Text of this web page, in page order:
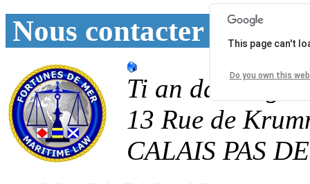
Nous contacter
Ti an
13 Rue de
CALAIS PAS
This page can't
Do you own this